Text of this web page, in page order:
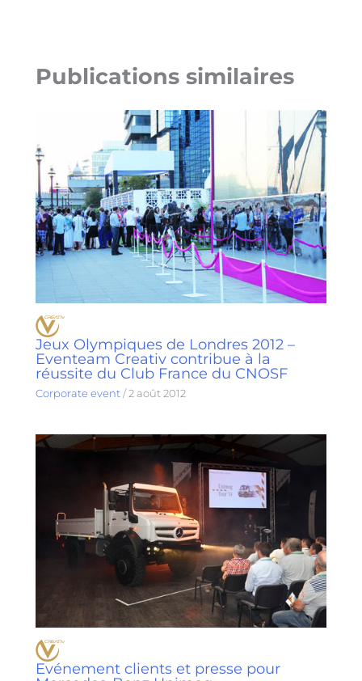
Publications similaires
Jeux Olympiques de Londres 2012 –
Eventeam Creativ contribue à la
réussite du Club France du CNOSF
Corporate event /2 août 2012
Evénement clients et presse pour